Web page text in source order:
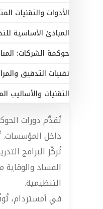
الأدوات والتقنيات
المبادئ الأساسية
حوكمة الشركات:
تقنيات التدقيق
التقنيات والأساليب
تُقدَّم دورات
داخل المؤسسات.
تُركّز البرامج
الفساد
التنظيمية.
في أمستردام،